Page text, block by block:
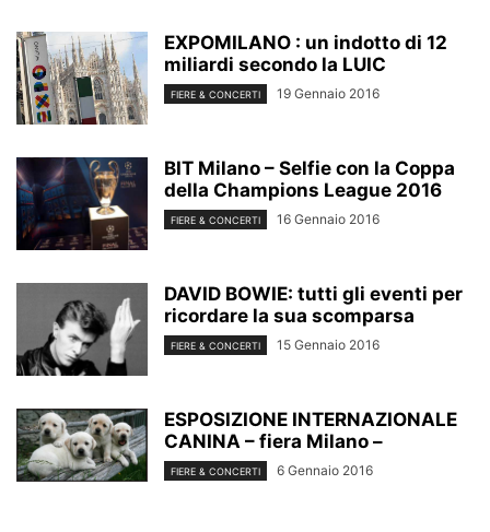
EXPOMILANO : un indotto di 12
miliardi secondo la LUIC
FIERE & CONCERTI 19 Gennaio 2016
BIT Milano – Selfie con la Coppa
della Champions League 2016
FIERE & CONCERTI 16 Gennaio 2016
DAVID BOWIE: tutti gli eventi per
ricordare la sua scomparsa
FIERE & CONCERTI 15 Gennaio 2016
ESPOSIZIONE INTERNAZIONALE
CANINA – fiera Milano –
FIERE & CONCERTI 6 Gennaio 2016